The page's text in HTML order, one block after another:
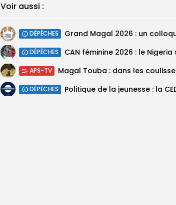
Voir aussi :
DÉPÊCHES
DÉPÊCHES
APS-TV
DÉPÊCHES